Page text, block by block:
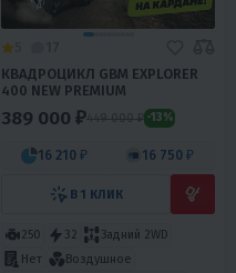
КВАДРОЦИКЛ GBM EXPLORER
400 NEW PREMIUM
389 000 ₽449 000 ₽ -13%
16 210 ₽ 16 750 ₽
В 1 КЛИК
250 32
Задний 2WD
Нет
Воздушное